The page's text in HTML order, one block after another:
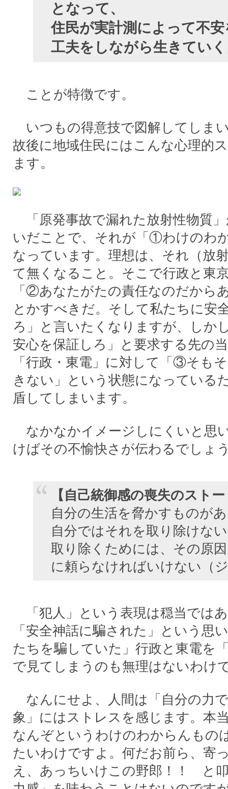
となって、
住民が実計測によって不
工夫をしながら生きてい
ことが特徴です。
いつもの得意技で図解してしま
故後に地域住民にはこんな心理的
ます。
「原発事故で漏れた放射性物質
いだことで、それが「①わけのわ
なっています。理想は、それ（放
て無くなること。そこで行政と東
「②あなたがたの責任なのだから
とかすべきだ。そして私たちに安
ろ」と言いたくなりますが、しか
安心を保証しろ」と要求する先の
「行政・東電」に対して「③そも
きない」という状態になってい
盾してしまいます。
なかなかイメージしにくいと思
けばその不愉快さが伝わるでしょ
【自己統御感の喪失のスト
自分の生活を脅かすものが
自分ではそれを取り除けな
取り除くためには、その原
に頼らなければいけない（
「犯人」という表現は穏当では
「安全神話に騙された」という思
たちを騙していた」行政と東電を
で見てしまうのも無理はないわけ
なんにせよ、人間は「自分の力
象」にはストレスを感じます。本
なんぞというわけのわからんもの
たいわけですよ。何だお前ら、寄
え、あっちいけこの野郎！！ と